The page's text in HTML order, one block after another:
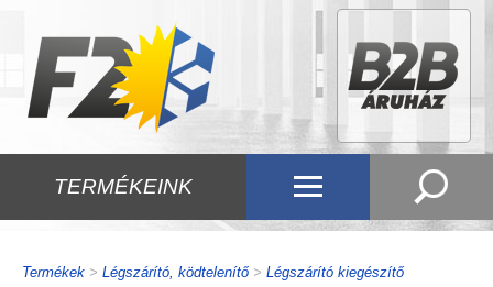
TERMÉKEINK
Termékek > Légszárító, ködtelenítő> Légszárító kiegészítő